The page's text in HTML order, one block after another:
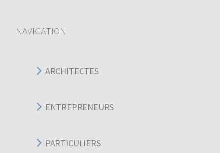
NAVIGATION
ARCHITECTES
ENTREPRENEURS
PARTICULIERS